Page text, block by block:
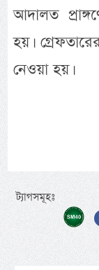
আদালত
হয়।
নেওয়া হয়।
ট্যাগসমূহঃ